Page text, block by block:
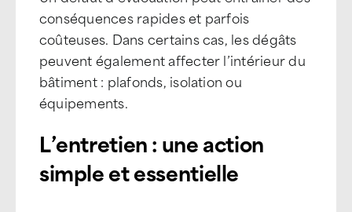
conséquences rapides et parfois
coûteuses. Dans certains cas, les dégâts
peuvent également affecter l’intérieur du
bâtiment : plafonds, isolation ou
équipements.
L’entretien : une action
simple et essentielle